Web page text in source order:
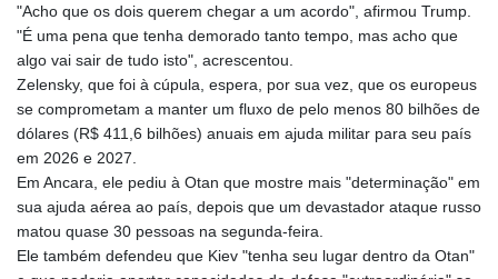
SDG 693.805905
SEK 10.965222
SGD 1.478256
SLE 28.420632
SOS 660.501804
SRD 43.750504
STN 24.504095
SVC 10.112734
SZL 18.697125
THB 38.145135
"Acho que os dois querem chegar a um acordo", afirmou Trump.
"É uma pena que tenha demorado tanto tempo, mas acho que
algo vai sair de tudo isto", acrescentou.
Zelensky, que foi à cúpula, espera, por sua vez, que os europeus
se comprometam a manter um fluxo de pelo menos 80 bilhões de
dólares (R$ 411,6 bilhões) anuais em ajuda militar para seu país
em 2026 e 2027.
Em Ancara, ele pediu à Otan que mostre mais "determinação" em
sua ajuda aérea ao país, depois que um devastador ataque russo
matou quase 30 pessoas na segunda-feira.
Ele também defendeu que Kiev "tenha seu lugar dentro da Otan"